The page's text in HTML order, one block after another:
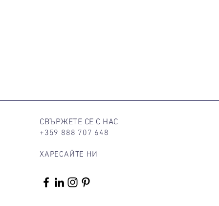
СВЪРЖЕТЕ СЕ С НАС
+359 888 707 648
ХАРЕСАЙТЕ НИ